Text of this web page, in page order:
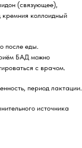
(связующее),
кремния коллоидный
после еды.
БАД можно
с врачом.
период лактации.
источника